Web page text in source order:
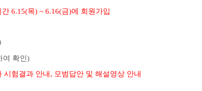
간 6.15(목) ~ 6.16(금)에 회원가입
여 확인)
시험결과 안내 , 모범답안 및 해설영상 안내